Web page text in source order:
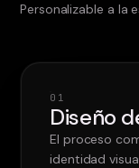
Personalizable a la
0 1
Diseño
El proceso
identidad